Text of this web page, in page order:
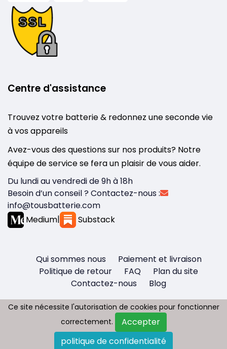
Centre d'assistance
Trouvez votre batterie & redonnez une seconde vie
à vos appareils
Avez-vous des questions sur nos produits? Notre
équipe de service se fera un plaisir de vous aider.
Du lundi au vendredi de 9h à 18h
Besoin d’un conseil ? Contactez-nous :
info@tousbatterie.com
Medium| Substack
Qui sommes nous
Paiement et livraison
Politique de retour
FAQ
Plan du site
Contactez-nous
Blog
Copyright © 2026 - Tous droit réservés
Tousbatterie.com
Ce site nécessite l'autorisation de cookies pour fonctionner
correctement.
Accepter
politique de confidentialité
Ce site nécessite l'autorisation de cookies pour fonctionner
correctement.
Accepter
politique de confidentialité